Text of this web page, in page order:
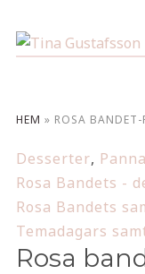
HEM » ROSA
Desserter,
Rosa Bandets -
Rosa Bandets
Temadagars
Rosa